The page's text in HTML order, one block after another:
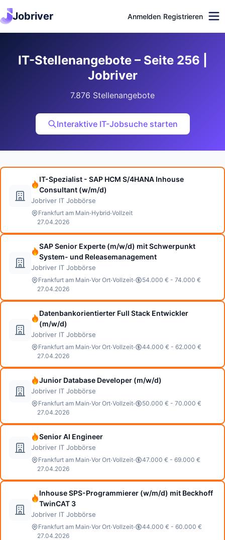
Jobriver Anmelden/Registrieren
IT-Stellenangebote – Seite 256 |
Jobriver
7.876 Stellenangebote
Interaktive IT-Jobsuche starten
IT-Spezialist - SAP HCM S/4HANA Inhouse
Consultant (w/m/d)
Jobriver IT Jobbörse
Frankfurt am Main·Hybrid·Vollzeit
27.04.2026
SAP Senior Experte (m/w/d) mit Schwerpunkt
System- und Releasemanagement
Jobriver IT Jobbörse
Frankfurt am Main·Vor Ort·Vollzeit·
54.000 € - 74.000 €
27.04.2026
Datenbankorientierter Full Stack Entwickler
(m/w/d)
Jobriver IT Jobbörse
Frankfurt am Main·Vor Ort·Vollzeit·
44.000 € - 62.000 €
27.04.2026
Junior Database Developer (m/w/d)
Jobriver IT Jobbörse
Frankfurt am Main·Vor Ort·Vollzeit·
50.000 € - 70.000 €
27.04.2026
Senior AI Engineer
Jobriver IT Jobbörse
Frankfurt am Main·Vor Ort·Vollzeit·
47.000 € - 69.000 €
27.04.2026
Inhouse SPS-Programmierer (w/m/d) mit Beckhoff
TwinCAT 3
Jobriver IT Jobbörse
Frankfurt am Main·Vor Ort·Vollzeit·
44.000 € - 60.000 €
27.04.2026